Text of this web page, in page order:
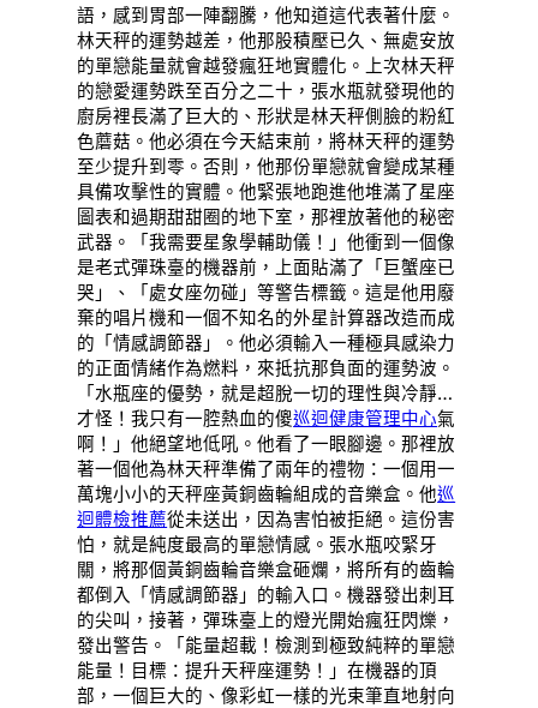
語，感到胃部一陣翻騰，他知道這代表著什麼。
林天秤的運勢越差，他那股積壓已久、無處安放
的單戀能量就會越發瘋狂地實體化。上次林天秤
的戀愛運勢跌至百分之二十，張水瓶就發現他的
廚房裡長滿了巨大的、形狀是林天秤側臉的粉紅
色蘑菇。他必須在今天結束前，將林天秤的運勢
至少提升到零。否則，他那份單戀就會變成某種
具備攻擊性的實體。他緊張地跑進他堆滿了星座
圖表和過期甜甜圈的地下室，那裡放著他的秘密
武器。「我需要星象學輔助儀！」他衝到一個像
是老式彈珠臺的機器前，上面貼滿了「巨蟹座已
哭」、「處女座勿碰」等警告標籤。這是他用廢
棄的唱片機和一個不知名的外星計算器改造而成
的「情感調節器」。他必須輸入一種極具感染力
的正面情緒作為燃料，來抵抗那負面的運勢波。
「水瓶座的優勢，就是超脫一切的理性與冷靜…
才怪！我只有一腔熱血的傻巡迴健康管理中心氣
啊！」他絕望地低吼。他看了一眼腳邊。那裡放
著一個他為林天秤準備了兩年的禮物：一個用一
萬塊小小的天秤座黃銅齒輪組成的音樂盒。他巡
迴體檢推薦從未送出，因為害怕被拒絕。這份害
怕，就是純度最高的單戀情感。張水瓶咬緊牙
關，將那個黃銅齒輪音樂盒砸爛，將所有的齒輪
都倒入「情感調節器」的輸入口。機器發出刺耳
的尖叫，接著，彈珠臺上的燈光開始瘋狂閃爍，
發出警告。「能量超載！檢測到極致純粹的單戀
能量！目標：提升天秤座運勢！」在機器的頂
部，一個巨大的、像彩虹一樣的光束筆直地射向